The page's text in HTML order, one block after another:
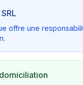
offre une